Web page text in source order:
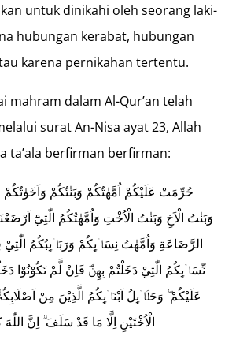
untuk dinikahi oleh seorang laki-
hubungan kerabat, hubungan
karena pernikahan tertentu.
mahram dalam Al-Qur’an telah
surat An-Nisa ayat 23, Allah
ta’ala berfirman berfirman:
حُرِّمَتْ عَلَيْكُمْ اُمَّهٰتُكُمْ وَبَنٰتُكُمْ
وَبَنٰتُ الْاَخِ وَبَنٰتُ الْاُخْتِ وَاُمَّهٰتُكُمُ الّٰتِيْٓ
الرَّضَاعَةِ وَاُمَّهٰتُ نِسَاۤىِٕكُمْ وَرَبَاۤىِٕبُكُمُ
نِّسَاۤىِٕكُمُ الّٰتِيْ دَخَلْتُمْ بِهِنَّۖ فَاِنْ لَّمْ تَكُوْنُوْا
عَلَيْكُمْ ۖ وَحَلَاۤىِٕلُ اَبْنَاۤىِٕكُمُ الَّذِيْنَ مِنْ
الْاُخْتَيْنِ اِلَّا مَا قَدْ سَلَفَ ۗ اِنَّ